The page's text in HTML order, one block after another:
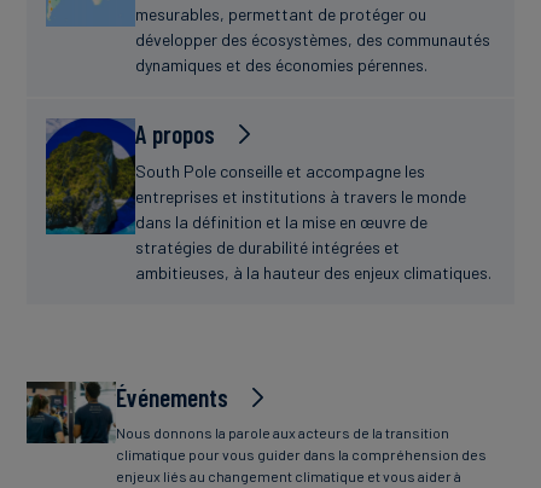
mesurables, permettant de protéger ou
développer des écosystèmes, des communautés
dynamiques et des économies pérennes.
A propos
South Pole conseille et accompagne les
entreprises et institutions à travers le monde
dans la définition et la mise en œuvre de
stratégies de durabilité intégrées et
ambitieuses, à la hauteur des enjeux climatiques.
Événements
Nous donnons la parole aux acteurs de la transition
climatique pour vous guider dans la compréhension des
enjeux liés au changement climatique et vous aider à